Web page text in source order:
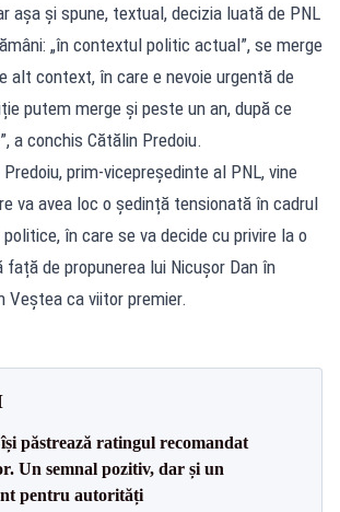
așa și spune, textual, decizia luată de PNL
„în contextul politic actual”, se merge
alt context, în care e nevoie urgentă de
putem merge și peste un an, după ce
a conchis Cătălin Predoiu.
prim-vicepreședinte al PNL, vine
va avea loc o ședință tensionată în cadrul
în care se va decide cu privire la o
față de propunerea lui Nicușor Dan în
Veștea ca viitor premier.
păstrează ratingul recomandat
Un semnal pozitiv, dar și un
pentru autorități